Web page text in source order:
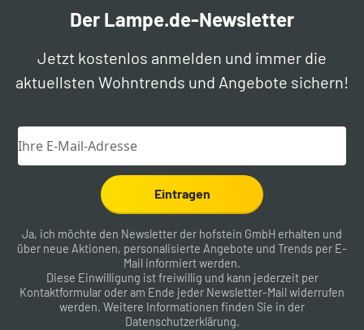
Der Lampe.de-Newsletter
Jetzt kostenlos anmelden und immer die
aktuellsten Wohntrends und Angebote sichern!
Eintragen
Ja, ich möchte den Newsletter der hofstein GmbH erhalten und
über neue Aktionen, personalisierte Angebote und Trends per E-
Mail informiert werden.
Diese Einwilligung ist freiwillig und kann jederzeit per
Kontaktformular oder am Ende jeder Newsletter-Mail widerrufen
werden. Weitere Informationen finden Sie in der
Datenschutzerklärung.